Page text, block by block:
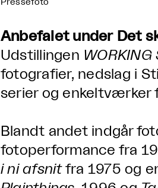
Pressefoto
Anbefalet under Det
Udstillingen WORKING
fotografier, nedslag i
serier og enkeltværker
Blandt andet indgår
fotoperformance fra
i ni afsnitfra 1975 og